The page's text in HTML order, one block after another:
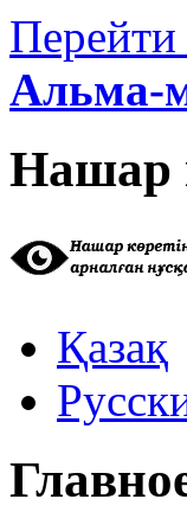
Альма-
Нашар
Қазақ